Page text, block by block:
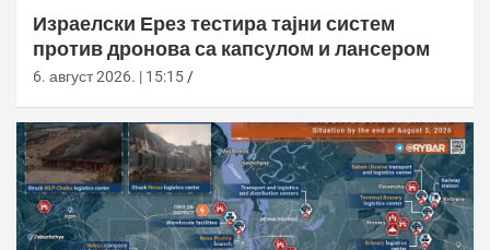
Израелски Ерез тестира тајни систем
против дронова са капсулом и лансером
6. август 2026. | 15:15